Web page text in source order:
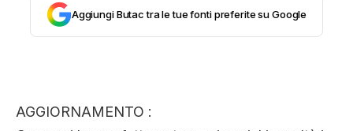
EDITORIALIAggiungi Butac tra le tue fonti preferite su Google
AGGIORNAMENTO :